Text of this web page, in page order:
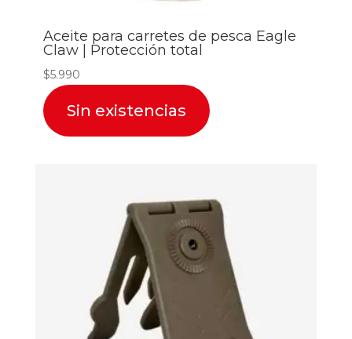
Aceite para carretes de pesca Eagle
Claw | Protección total
$5.990
Sin existencias